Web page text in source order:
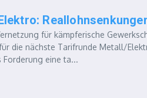
für kämpferische
die nächste Tarifrunde Metall/
Forderung eine ta...